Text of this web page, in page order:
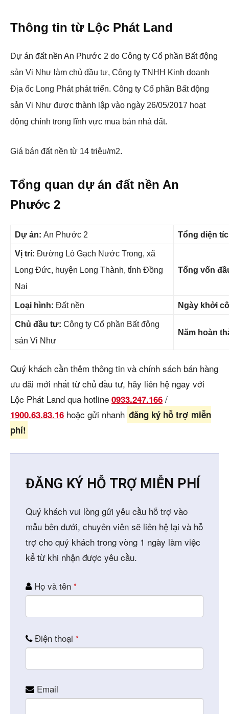
Thông tin từ Lộc Phát Land
Dự án đất nền An Phước 2 do Công ty Cổ phần Bất động
sản Vi Như làm chủ đầu tư, Công ty TNHH Kinh doanh
Địa ốc Long Phát phát triển. Công ty Cổ phần Bất động
sản Vi Như được thành lập vào ngày 26/05/2017 hoạt
động chính trong lĩnh vực mua bán nhà đất.
Giá bán đất nền từ 14 triệu/m2.
Tổng quan dự án đất nền An
Phước 2
Dự án: An Phước 2 Tổng diện
Vị trí: Đường Lò Gạch Nước Trong, xã
Long Đức, huyện Long Thành, tỉnh Đồng
Nai
Tổng vốn
Loại hình: Đất nền Ngày khởi
Chủ đầu tư: Công ty Cổ phần Bất động
sản Vi Như
Năm hoàn
Quý khách cần thêm thông tin và chính sách bán hàng
ưu đãi mới nhất từ chủ đầu tư, hãy liên hệ ngay với
Lộc Phát Land qua hotline 0933.247.166 /
1900.63.83.16 hoặc gửi nhanh đăng ký hỗ trợ miễn
phí!
ĐĂNG KÝ HỖ TRỢ MIỄN PHÍ
Quý khách vui lòng gửi yêu cầu hỗ trợ vào
mẫu bên dưới, chuyên viên sẽ liên hệ lại và hỗ
trợ cho quý khách trong vòng 1 ngày làm việc
kể từ khi nhận được yêu cầu.
Họ và tên *
Contact
Email
Điện thoại *
Email